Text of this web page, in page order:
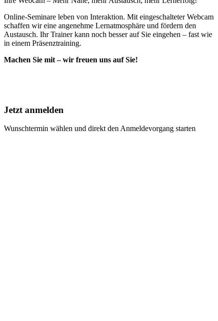
Online-Seminare leben von Interaktion. Mit eingeschalteter Webcam
schaffen wir eine angenehme Lernatmosphäre und fördern den
Austausch. Ihr Trainer kann noch besser auf Sie eingehen – fast wie
in einem Präsenztraining.
Machen Sie mit – wir freuen uns auf Sie!
Jetzt anmelden
Wunschtermin wählen und direkt den Anmeldevorgang starten